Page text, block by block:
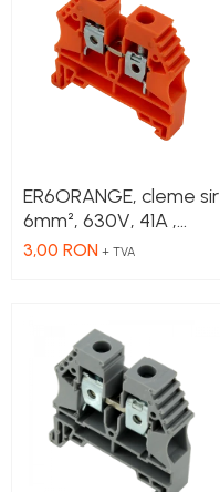
Cleme 2.5mm
Cleme 4mm
Cleme 6mm
Intrerupator general
ER6ORANGE, cleme sir
6mm², 630V, 41A ,
culoare portocalie
3,00 RON + TVA